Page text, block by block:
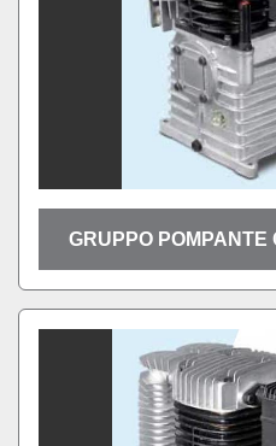
GRUPPO POMPANTE